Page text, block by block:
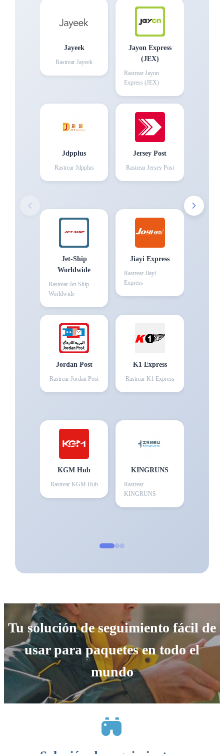
Jayeek
Rastrear Jayeek
Jayon Express
(JEX)
Rastrear Jayon
Express (JEX)
Jdpplus
Rastrear Jdpplus
Jersey Post
Rastrear Jersey Post
Jet-Ship
Worldwide
Rastrear Jet-Ship
Worldwide
Jiayi Express
Rastrear Jiayi
Express
Jordan Post
Rastrear Jordan Post
K1 Express
Rastrear K1 Express
KGM Hub
Rastrear KGM Hub
KINGRUNS
Rastrear
KINGRUNS
Tu solución de seguimiento fácil de
usar para paquetes en todo el
mundo